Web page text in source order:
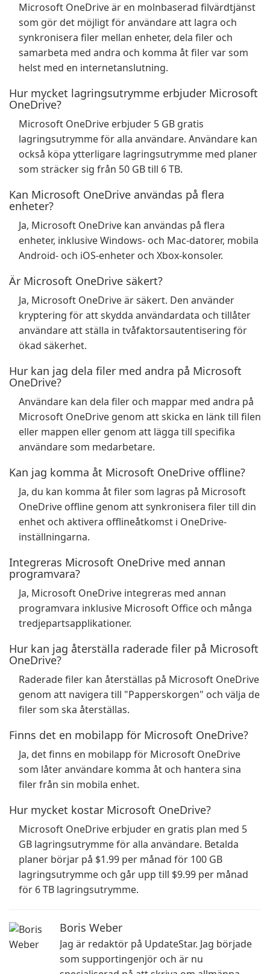
Microsoft OneDrive är en molnbaserad filvärdtjänst
som gör det möjligt för användare att lagra och
synkronisera filer mellan enheter, dela filer och
samarbeta med andra och komma åt filer var som
helst med en internetanslutning.
Hur mycket lagringsutrymme erbjuder Microsoft
OneDrive?
Microsoft OneDrive erbjuder 5 GB gratis
lagringsutrymme för alla användare. Användare kan
också köpa ytterligare lagringsutrymme med planer
som sträcker sig från 50 GB till 6 TB.
Kan Microsoft OneDrive användas på flera
enheter?
Ja, Microsoft OneDrive kan användas på flera
enheter, inklusive Windows- och Mac-datorer, mobila
Android- och iOS-enheter och Xbox-konsoler.
Är Microsoft OneDrive säkert?
Ja, Microsoft OneDrive är säkert. Den använder
kryptering för att skydda användardata och tillåter
användare att ställa in tvåfaktorsautentisering för
ökad säkerhet.
Hur kan jag dela filer med andra på Microsoft
OneDrive?
Användare kan dela filer och mappar med andra på
Microsoft OneDrive genom att skicka en länk till filen
eller mappen eller genom att lägga till specifika
användare som medarbetare.
Kan jag komma åt Microsoft OneDrive offline?
Ja, du kan komma åt filer som lagras på Microsoft
OneDrive offline genom att synkronisera filer till din
enhet och aktivera offlineåtkomst i OneDrive-
inställningarna.
Integreras Microsoft OneDrive med annan
programvara?
Ja, Microsoft OneDrive integreras med annan
programvara inklusive Microsoft Office och många
tredjepartsapplikationer.
Hur kan jag återställa raderade filer på Microsoft
OneDrive?
Raderade filer kan återställas på Microsoft OneDrive
genom att navigera till "Papperskorgen" och välja de
filer som ska återställas.
Finns det en mobilapp för Microsoft OneDrive?
Ja, det finns en mobilapp för Microsoft OneDrive
som låter användare komma åt och hantera sina
filer från sin mobila enhet.
Hur mycket kostar Microsoft OneDrive?
Microsoft OneDrive erbjuder en gratis plan med 5
GB lagringsutrymme för alla användare. Betalda
planer börjar på $1.99 per månad för 100 GB
lagringsutrymme och går upp till $9.99 per månad
för 6 TB lagringsutrymme.
Boris Weber
Jag är redaktör på UpdateStar. Jag började
som supportingenjör och är nu